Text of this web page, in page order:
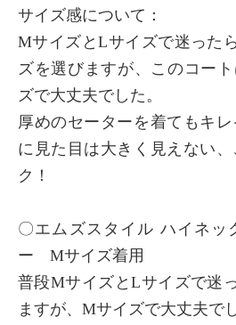
サイズ感について：
MサイズとLサイズで迷った
ズを選びますが、このコー
ズで大丈夫でした。
厚めのセーターを着てもキ
に見た目は大きく見えない
ク！
〇エムズスタイル ハイネッ
ー Mサイズ着用
普段MサイズとLサイズで迷
ますが、Mサイズで大丈夫で